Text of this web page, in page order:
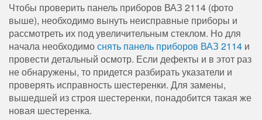
Чтобы проверить панель приборов ВАЗ 2114 (фото
выше), необходимо вынуть неисправные приборы и
рассмотреть их под увеличительным стеклом. Но для
начала необходимоснять панель приборов ВАЗ 2114 и
провести детальный осмотр. Если дефекты и в этот раз
не обнаружены, то придется разбирать указатели и
проверять исправность шестеренки. Для замены,
вышедшей из строя шестеренки, понадобится такая же
новая шестеренка.